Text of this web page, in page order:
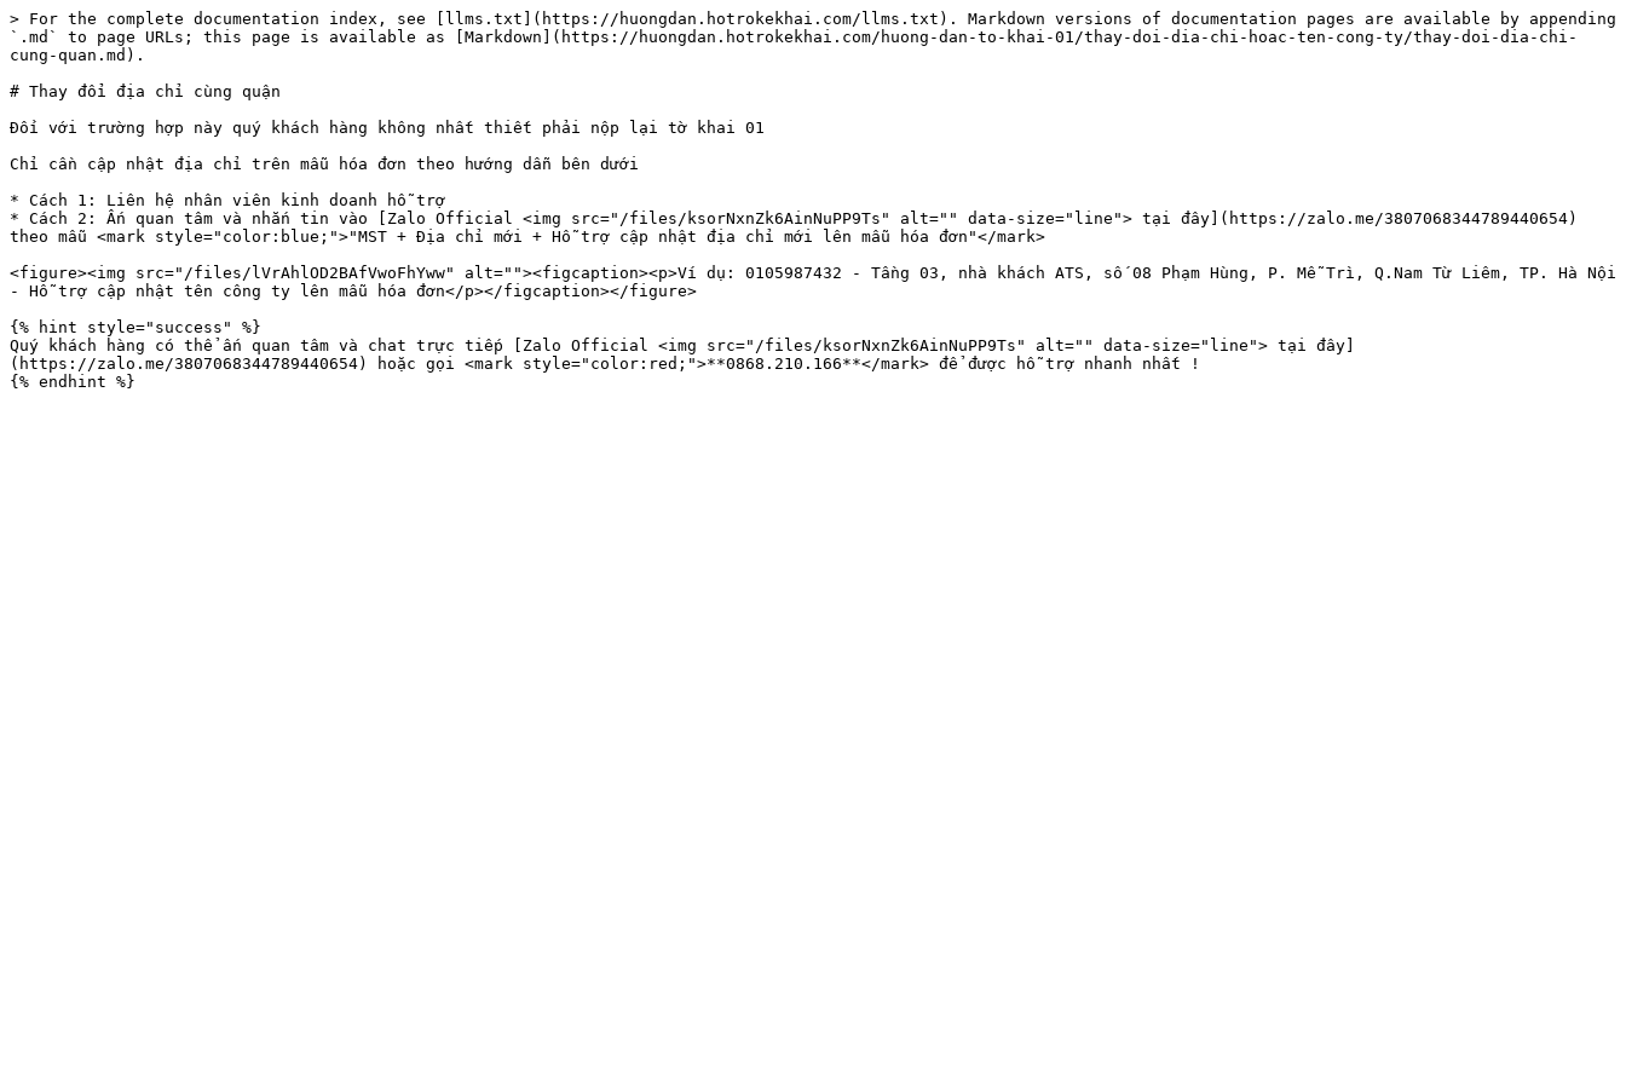
> For the complete documentation index, see [llms.txt](https://huongdan.hotrokekhai.com/llms.txt). Markdown versions of documentation pages are available by appending
`.md` to page URLs; this page is available as [Markdown](https://huongdan.hotrokekhai.com/huong-dan-to-khai-01/thay-doi-dia-chi-hoac-ten-cong-ty/thay-doi-dia-chi-
cung-quan.md).
# Thay đổi địa chỉ cùng quận
Đối với trường hợp này quý khách hàng không nhất thiết phải nộp lại tờ khai 01
Chỉ cần cập nhật địa chỉ trên mẫu hóa đơn theo hướng dẫn bên dưới
* Cách 1: Liên hệ nhân viên kinh doanh hỗ trợ
* Cách 2: Ấn quan tâm và nhắn tin vào [Zalo Official <img src="/files/ksorNxnZk6AinNuPP9Ts" alt="" data-size="line"> tại đây](https://zalo.me/3807068344789440654)
theo mẫu <mark style="color:blue;">"MST + Địa chỉ mới + Hỗ trợ cập nhật địa chỉ mới lên mẫu hóa đơn"</mark>
<figure><img src="/files/lVrAhlOD2BAfVwoFhYww" alt=""><figcaption><p>Ví dụ: 0105987432 - Tầng 03, nhà khách ATS, số 08 Phạm Hùng, P. Mễ Trì, Q.Nam Từ Liêm, TP. Hà Nội
- Hỗ trợ cập nhật tên công ty lên mẫu hóa đơn</p></figcaption></figure>
{% hint style="success" %}
Quý khách hàng có thể ấn quan tâm và chat trực tiếp [Zalo Official <img src="/files/ksorNxnZk6AinNuPP9Ts" alt="" data-size="line"> tại đây]
(https://zalo.me/3807068344789440654) hoặc gọi <mark style="color:red;">**0868.210.166**</mark> để được hỗ trợ nhanh nhất !